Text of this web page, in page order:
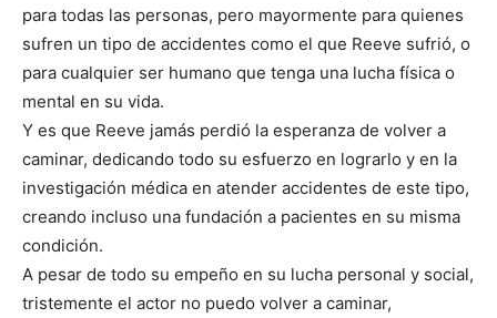
para todas las personas, pero mayormente para quienes
sufren un tipo de accidentes como el que Reeve sufrió, o
para cualquier ser humano que tenga una lucha física o
mental en su vida.
Y es que Reeve jamás perdió la esperanza de volver a
caminar, dedicando todo su esfuerzo en lograrlo y en la
investigación médica en atender accidentes de este tipo,
creando incluso una fundación a pacientes en su misma
condición.
A pesar de todo su empeño en su lucha personal y social,
tristemente el actor no puedo volver a caminar,